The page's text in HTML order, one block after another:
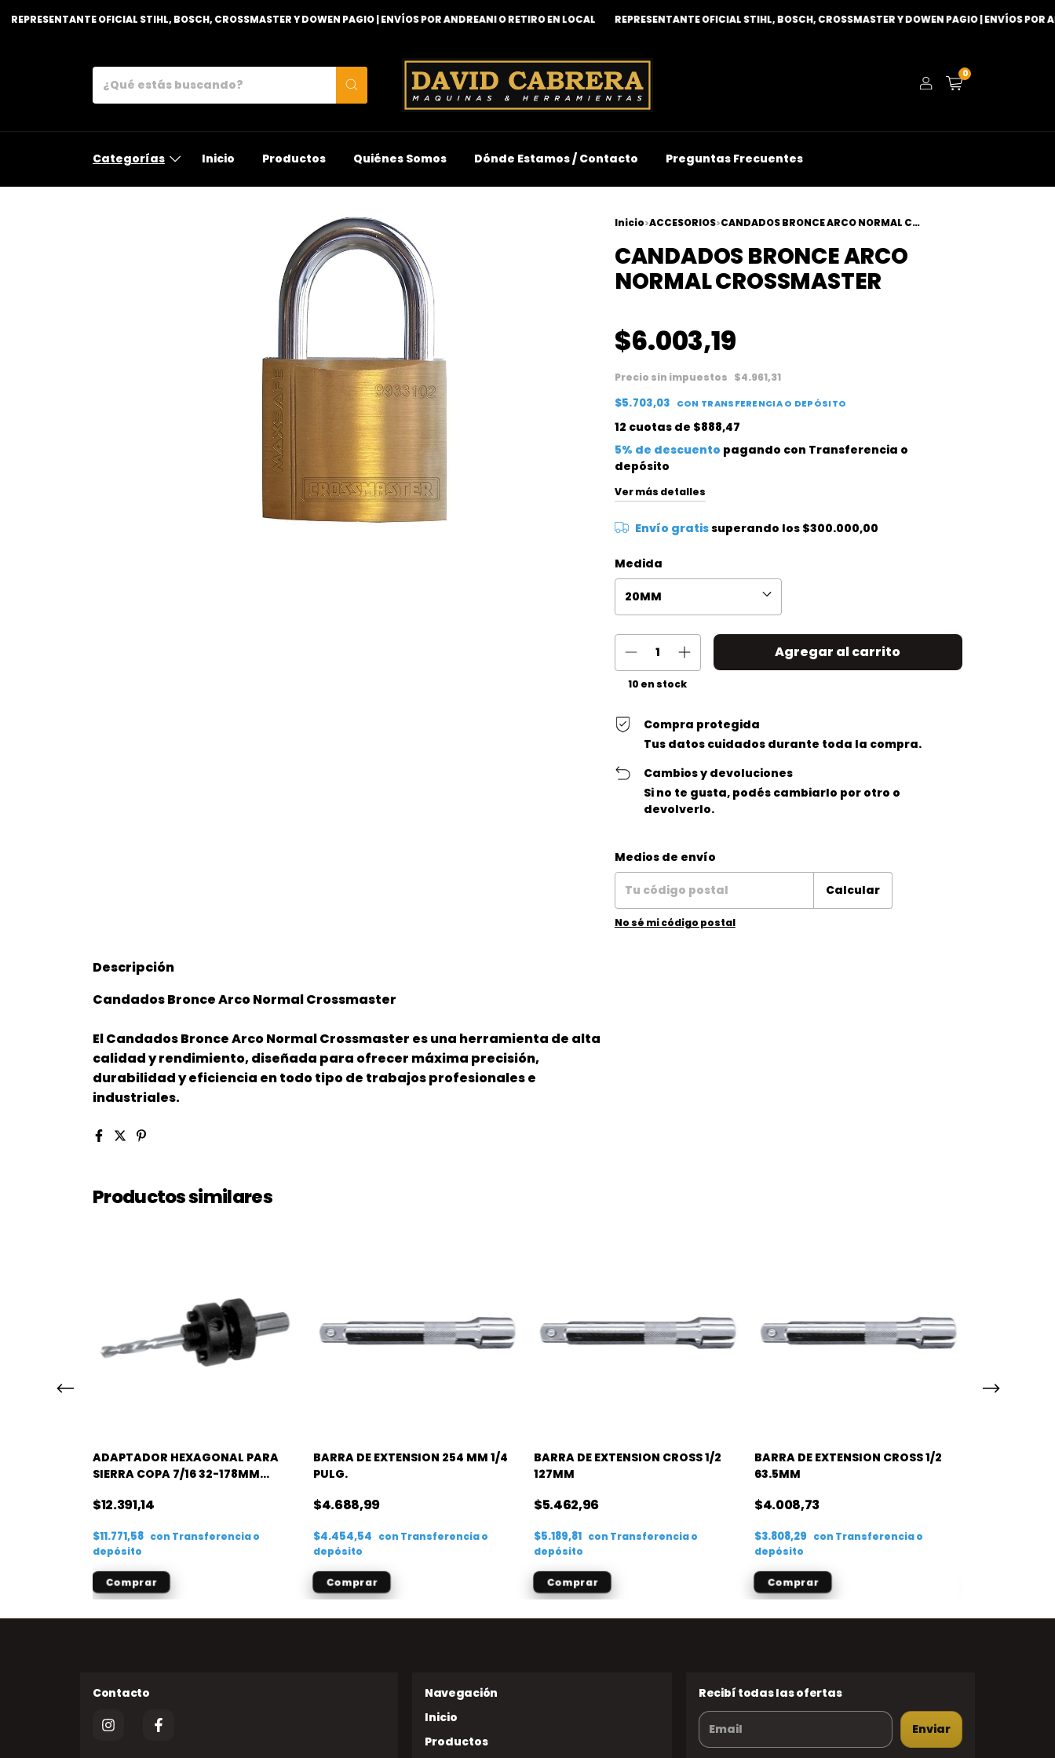
OFICIAL STIHL, BOSCH, CROSSMASTER Y DOWEN PAGIO | ENVÍOS POR ANDREANI O RETIRO EN LOCAL REPRESENTANTE OFICIAL STIHL, BOSCH, CROSSMASTER Y DOWEN PAGIO | ENVÍOS POR
0
Categorías Inicio Productos Quiénes Somos Dónde Estamos / Contacto Preguntas Frecuentes
Inicio>ACCESORIOS> CANDADOS BRONCE ARCO NORMAL CROSSMASTER
CANDADOS BRONCE ARCO
NORMAL CROSSMASTER
$6.003,19
Precio sin impuestos $4.961,31
$5.703,03 CON TRANSFERENCIA O DEPÓSITO
12 cuotas de $888,47
5% de descuento pagando con Transferencia o
depósito
Ver más detalles
Envío gratissuperando los $300.000,00
Medida
10 en stock
Compra protegida
Tus datos cuidados durante toda la compra.
Cambios y devoluciones
Si no te gusta, podés cambiarlo por otro o
devolverlo.
Entregas para el CP:
Medios de envío
Calcular
No sé mi código postal
Descripción
Candados Bronce Arco Normal Crossmaster
El Candados Bronce Arco Normal Crossmaster es una herramienta de alta
calidad y rendimiento, diseñada para ofrecer máxima precisión,
durabilidad y eficiencia en todo tipo de trabajos profesionales e
industriales.
Productos similares
ADAPTADOR HEXAGONAL PARA
SIERRA COPA 7/16 32-178MM
$12.391,14
$11.771,58 con Transferencia o
depósito
BARRA DE EXTENSION 254 MM 1/4
PULG.
$4.688,99
$4.454,54 con Transferencia o
depósito
BARRA DE EXTENSION CROSS 1/2
127MM
$5.462,96
$5.189,81 con Transferencia o
depósito
BARRA DE EXTENSION CROSS 1/2
63.5MM
$4.008,73
$3.808,29 con Transferencia o
depósito
Inicio
Productos
Recibí todas las ofertas